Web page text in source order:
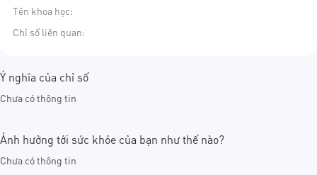
Tên khoa học:
Chỉ số liên quan:
Ý nghĩa của chỉ số
Chưa có thông tin
Ảnh hưởng tới sức khỏe của bạn như thế nào?
Chưa có thông tin